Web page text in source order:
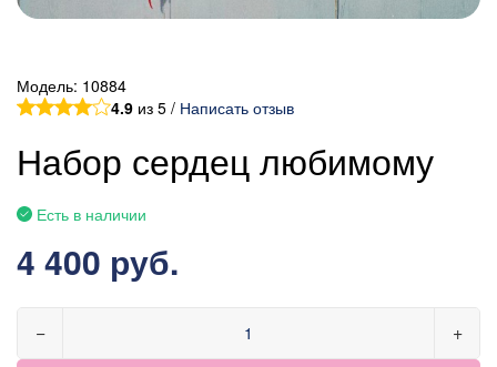
Модель: 10884
4.9 из 5 / Написать отзыв
Набор сердец любимому
Есть в наличии
4 400 руб.
− +